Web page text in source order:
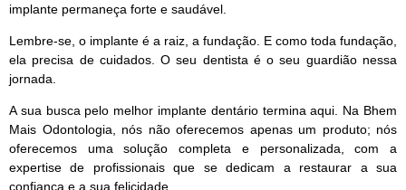
implante permaneça forte e saudável.
Lembre-se, o implante é a raiz, a fundação. E como toda fundação,
ela precisa de cuidados. O seu dentista é o seu guardião nessa
jornada.
A sua busca pelo melhor implante dentáriotermina aqui. Na Bhem
Mais Odontologia, nós não oferecemos apenas um produto; nós
oferecemos uma solução completa e personalizada, com a
expertise de profissionais que se dedicam a restaurar a sua
confiança e a sua felicidade.